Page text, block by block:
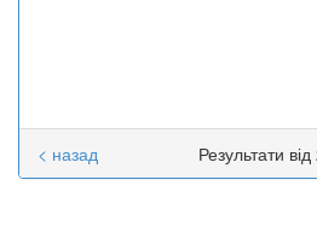
Результати
< назад